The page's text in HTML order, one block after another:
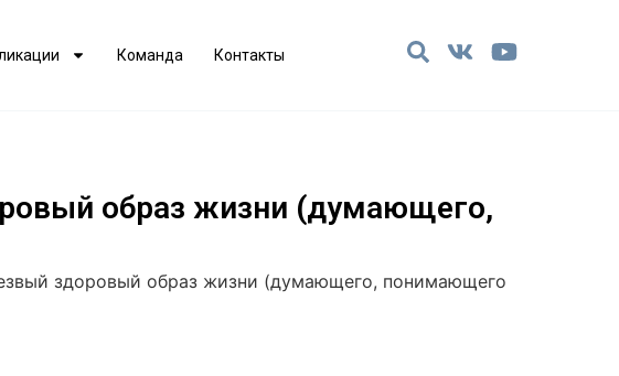
Команда Контакты
образ жизни (думающего,
здоровый образ жизни (думающего, понимающего